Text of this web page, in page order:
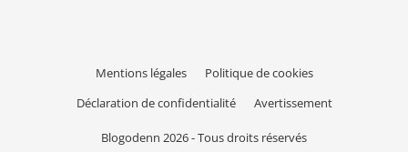
Mentions légales
Politique de cookies
Déclaration de confidentialité
Avertissement
Blogodenn 2026 - Tous droits réservés